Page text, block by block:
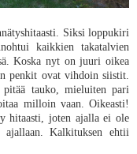
Siksi loppukiri
kaikkien takatalvien
Koska nyt on juuri oikea
penkit ovat vihdoin siistit.
tauko, mieluiten pari
milloin vaan. Oikeasti!
hitaasti, joten ajalla ei ole
Kalkituksen ehtii